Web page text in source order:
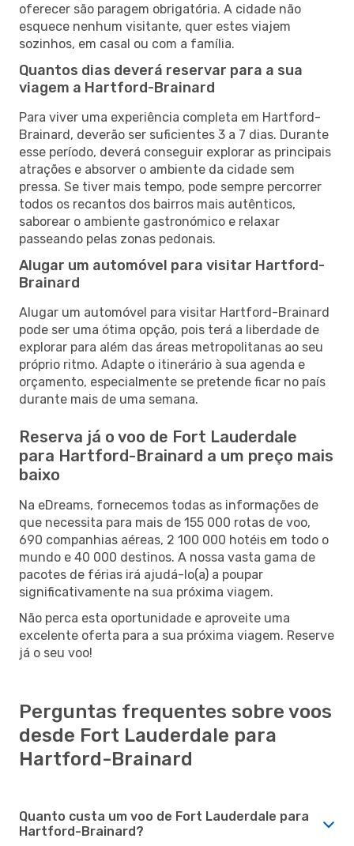
oferecer são paragem obrigatória. A cidade não
esquece nenhum visitante, quer estes viajem
sozinhos, em casal ou com a família.
Quantos dias deverá reservar para a sua
viagem a Hartford-Brainard
Para viver uma experiência completa em Hartford-
Brainard, deverão ser suficientes 3 a 7 dias. Durante
esse período, deverá conseguir explorar as principais
atrações e absorver o ambiente da cidade sem
pressa. Se tiver mais tempo, pode sempre percorrer
todos os recantos dos bairros mais autênticos,
saborear o ambiente gastronómico e relaxar
passeando pelas zonas pedonais.
Alugar um automóvel para visitar Hartford-
Brainard
Alugar um automóvel para visitar Hartford-Brainard
pode ser uma ótima opção, pois terá a liberdade de
explorar para além das áreas metropolitanas ao seu
próprio ritmo. Adapte o itinerário à sua agenda e
orçamento, especialmente se pretende ficar no país
durante mais de uma semana.
Reserva já o voo de Fort Lauderdale
para Hartford-Brainard a um preço mais
baixo
Na eDreams, fornecemos todas as informações de
que necessita para mais de 155 000 rotas de voo,
690 companhias aéreas, 2 100 000 hotéis em todo o
mundo e 40 000 destinos. A nossa vasta gama de
pacotes de férias irá ajudá-lo(a) a poupar
significativamente na sua próxima viagem.
Não perca esta oportunidade e aproveite uma
excelente oferta para a sua próxima viagem. Reserve
já o seu voo!
Perguntas frequentes sobre voos
desde Fort Lauderdale para
Hartford-Brainard
Quanto custa um voo de Fort Lauderdale para
Hartford-Brainard?